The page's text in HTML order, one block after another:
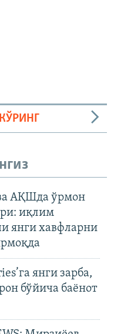
АҚШда ўрмон
иқлим
янги хавфларни
янги зарба,
бўйича баёнот